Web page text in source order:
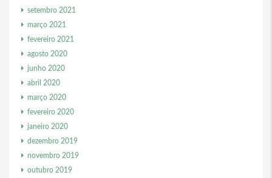
setembro 2021
março 2021
fevereiro 2021
agosto 2020
junho 2020
abril 2020
março 2020
fevereiro 2020
janeiro 2020
dezembro 2019
novembro 2019
outubro 2019